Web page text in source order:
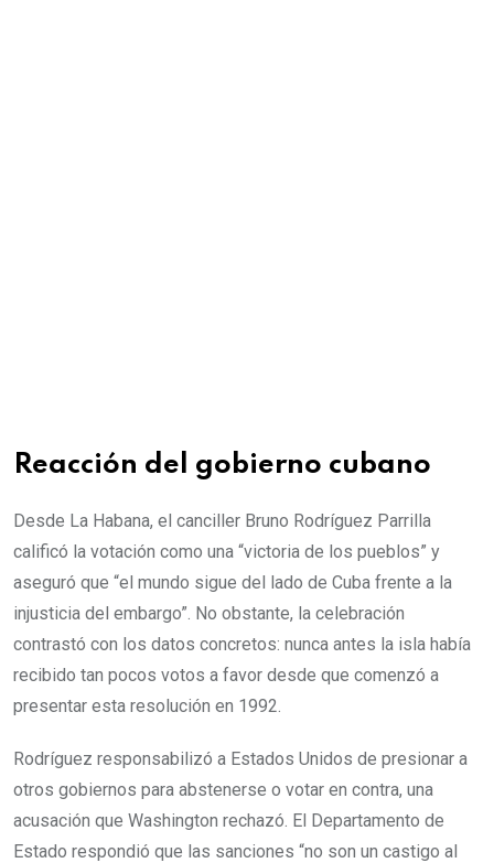
Reacción del gobierno cubano
Desde La Habana, el canciller Bruno Rodríguez Parrilla
calificó la votación como una “victoria de los pueblos” y
aseguró que “el mundo sigue del lado de Cuba frente a la
injusticia del embargo”. No obstante, la celebración
contrastó con los datos concretos: nunca antes la isla había
recibido tan pocos votos a favor desde que comenzó a
presentar esta resolución en 1992.
Rodríguez responsabilizó a Estados Unidos de presionar a
otros gobiernos para abstenerse o votar en contra, una
acusación que Washington rechazó. El Departamento de
Estado respondió que las sanciones “no son un castigo al